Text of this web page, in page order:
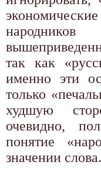
так как
именно эти
только
худшую
очевидно,
понятие
значении